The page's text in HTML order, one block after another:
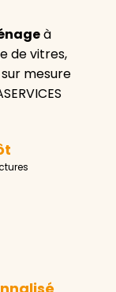
à
de vitres,
mesure